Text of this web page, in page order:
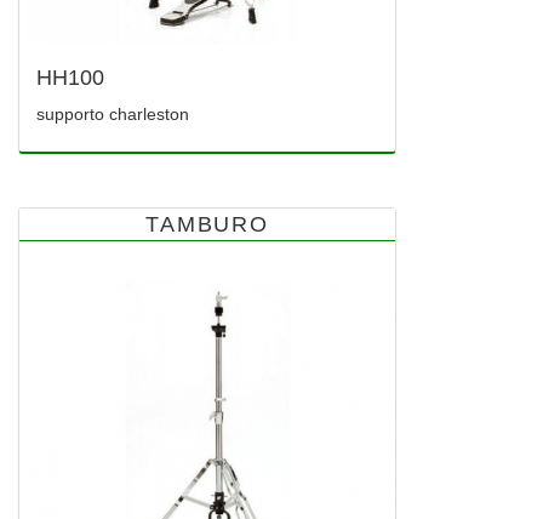
HH100
supporto charleston
TAMBURO